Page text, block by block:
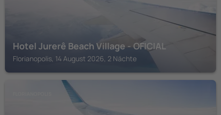
Hotel Jurerê Beach Village - OFICIAL
Florianopolis, 14 August 2026, 2 Nächte